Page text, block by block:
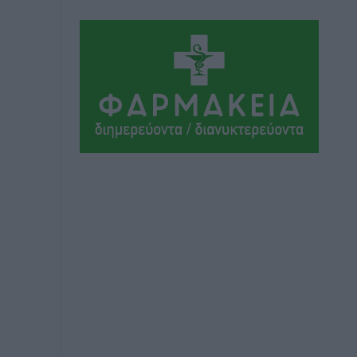
πριν 9 ώρες
Το στενό της Κρεμαστής μπήκε στη
λίστα των 7 θαυμάτων της αναμονής
Δημο-Κρίσεις• πριν 9 ώρες